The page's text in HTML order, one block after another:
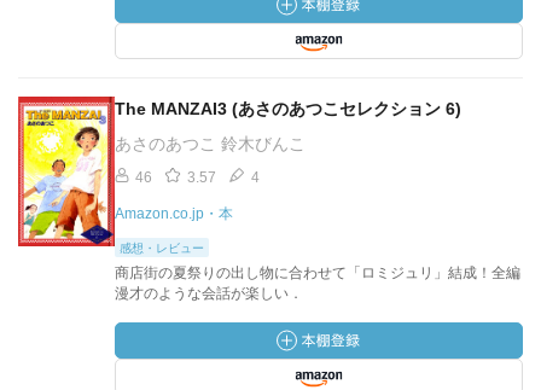
The MANZAI3 (あさのあつこセレクション 6)
あさのあつこ 鈴木びんこ
46 3.57 4
Amazon.co.jp・本
感想・レビュー
商店街の夏祭りの出し物に合わせて「ロミジュリ」結成！全編
漫才のような会話が楽しい．